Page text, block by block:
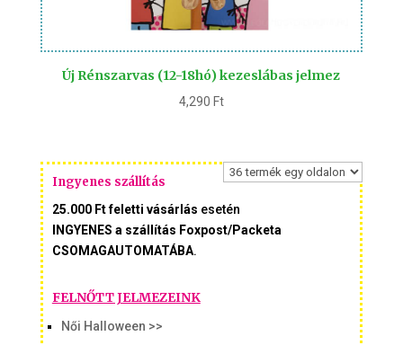
Új Rénszarvas (12-18hó) kezeslábas jelmez
4,290 Ft
Ingyenes szállítás
25.000 Ft feletti vásárlás esetén
INGYENES a szállítás Foxpost/Packeta
CSOMAGAUTOMATÁBA.
FELNŐTT JELMEZEINK
Női Halloween >>